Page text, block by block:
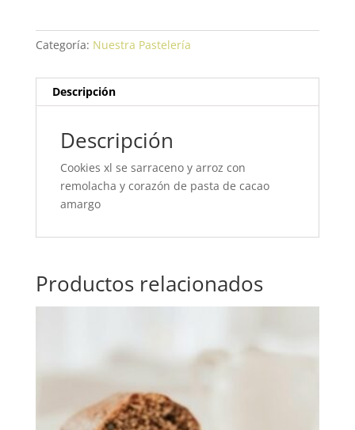
$3,500.00.$3,000.00.
Categoría: Nuestra Pastelería
Descripción
Descripción
Cookies xl se sarraceno y arroz con
remolacha y corazón de pasta de cacao
amargo
Productos relacionados